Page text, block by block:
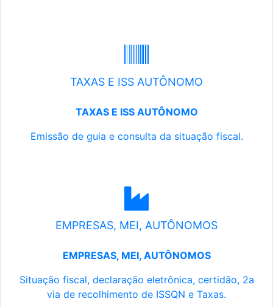
TAXAS E ISS AUTÔNOMO
TAXAS E ISS AUTÔNOMO
Emissão de guia e consulta da situação fiscal.
EMPRESAS, MEI, AUTÔNOMOS
EMPRESAS, MEI, AUTÔNOMOS
Situação fiscal, declaração eletrônica, certidão, 2a
via de recolhimento de ISSQN e Taxas.